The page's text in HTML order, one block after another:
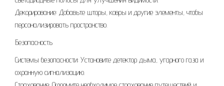
Декорирование: Добавьте шторы, ковры и другие элементы, чтобы
персонализировать пространство.
Безопасность
Системы безопасности: Установите детектор дыма, угарного газа и
охранную сигнализацию.